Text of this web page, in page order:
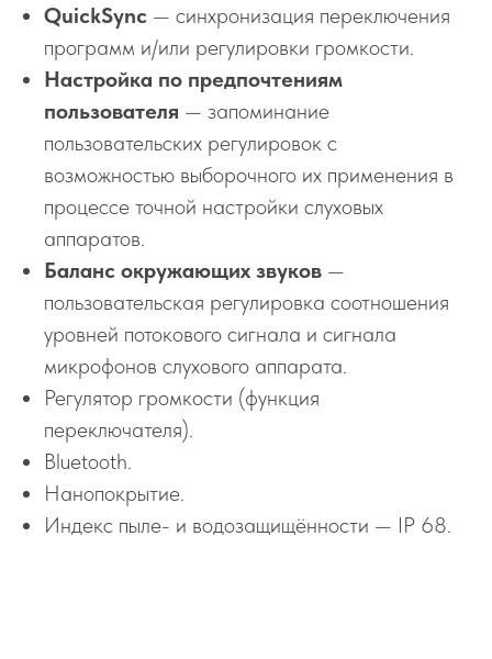
QuickSync — синхронизация переключения
программ и/или регулировки громкости.
Настройка по предпочтениям
пользователя — запоминание
пользовательских регулировок с
возможностью выборочного их применения в
процессе точной настройки слуховых
аппаратов.
Баланс окружающих звуков —
пользовательская регулировка соотношения
уровней потокового сигнала и сигнала
микрофонов слухового аппарата.
Регулятор громкости (функция
переключателя).
Bluetooth.
Нанопокрытие.
Индекс пыле- и водозащищённости — IP 68.